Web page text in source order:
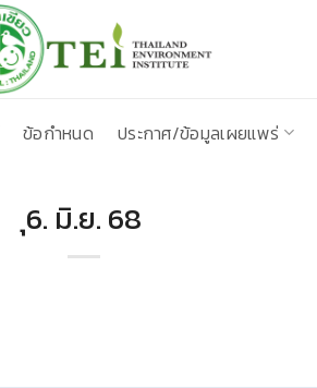
ข้อกำหนด ประกาศ/ข้อมูลเผยแพร่
ุ6. มิ.ย. 68